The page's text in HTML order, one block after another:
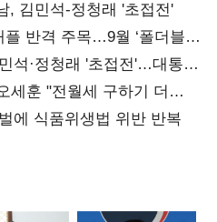
, 김민석-정청래 '초접전'
플 반격 주목…9월 ‘폴더블
석·정청래 '초접전'…대통령
세훈 "전월세 구하기 더
에 식품위생법 위반 반복